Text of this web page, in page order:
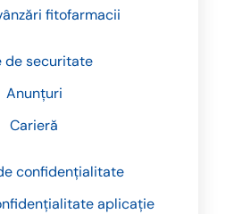
de securitate
Anunțuri
Carieră
confidențialitate
aplicație
fitofarmacii